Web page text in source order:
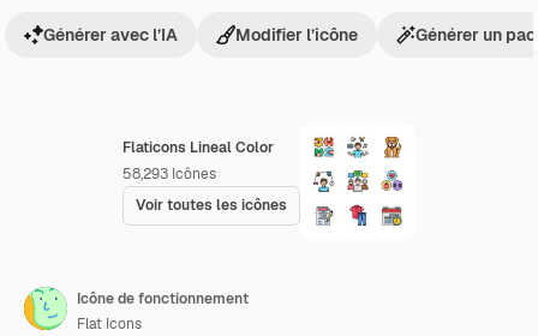
Flaticons Lineal Color
58,293 Icônes
Voir toutes les icônes
Générer avec l’IA Modifier l’icône Générer un
Icône de fonctionnement
Flat Icons